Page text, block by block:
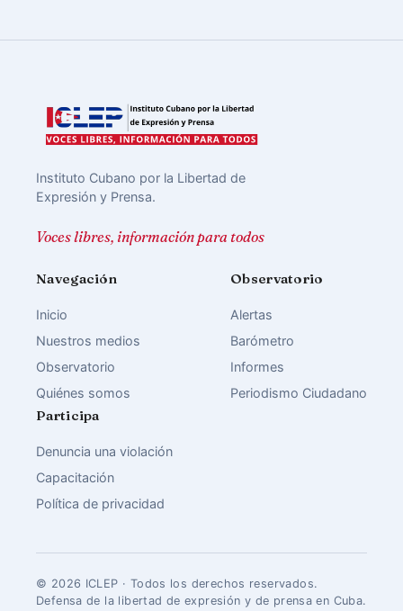
Instituto Cubano por la Libertad de
Expresión y Prensa.
Voces libres, información para todos
Navegación
Inicio
Nuestros medios
Observatorio
Quiénes somos
Observatorio
Alertas
Barómetro
Informes
Periodismo Ciudadano
Participa
Denuncia una violación
Capacitación
Política de privacidad
© 2026 ICLEP · Todos los derechos reservados.
Defensa de la libertad de expresión y de prensa en Cuba.